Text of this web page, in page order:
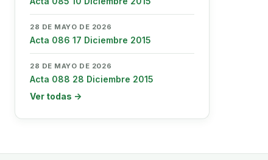
28 DE MAYO DE 2026
Acta 086 17 Diciembre 2015
28 DE MAYO DE 2026
Acta 088 28 Diciembre 2015
Ver todas →